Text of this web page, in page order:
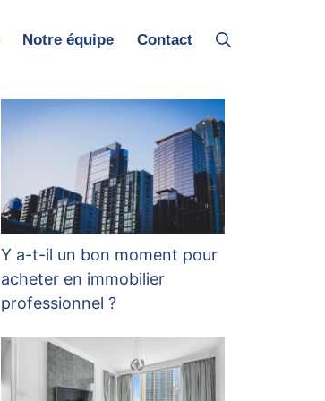
Notre équipe Contact
Y a-t-il un bon moment pour
acheter en immobilier
professionnel ?